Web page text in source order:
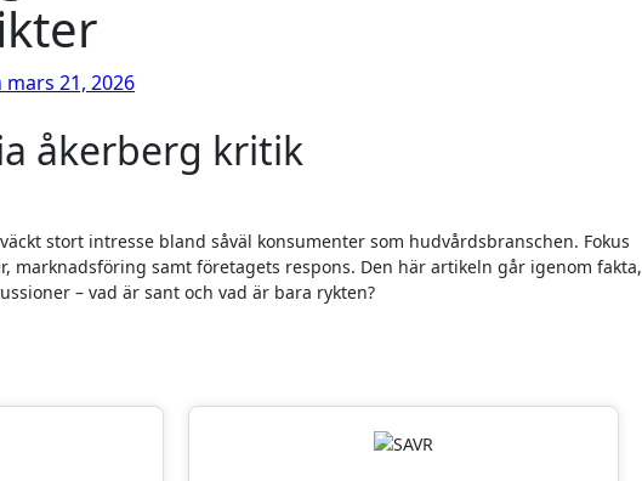
mars 21, 2026
åkerberg kritik
stort intresse bland såväl konsumenter som hudvårdsbranschen. Fokus
marknadsföring samt företagets respons. Den här artikeln går igenom fakta,
– vad är sant och vad är bara rykten?